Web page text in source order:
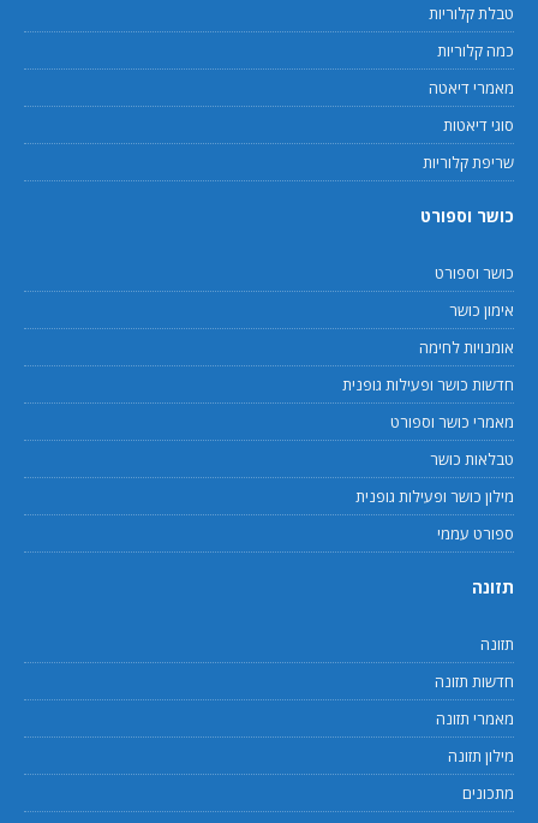
טבלת קלוריות
כמה קלוריות
מאמרי דיאטה
סוגי דיאטות
שריפת קלוריות
כושר וספורט
כושר וספורט
אימון כושר
אומנויות לחימה
חדשות כושר ופעילות גופנית
מאמרי כושר וספורט
טבלאות כושר
מילון כושר ופעילות גופנית
ספורט עממי
תזונה
תזונה
חדשות תזונה
מאמרי תזונה
מילון תזונה
מתכונים